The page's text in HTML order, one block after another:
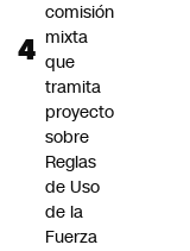
comisión
mixta
que
tramita
proyecto
sobre
Reglas
de Uso
de la
Fuerza